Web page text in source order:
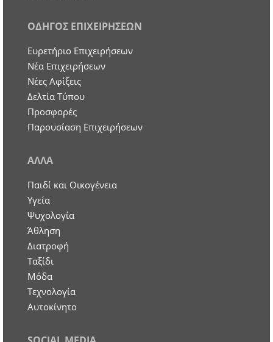
ΟΔΗΓΟΣ ΕΠΙΧΕΙΡΗΣΕΩΝ
Ευρετήριο Επιχειρήσεων
Nέα Επιχειρήσεων
Νέες Αφίξεις
Δελτία Τύπου
Προσφορές
Παρουσίαση Επιχειρήσεων
ΑΛΛΑ
Παιδί και Οικογένεια
Υγεία
Ψυχολογία
Άθληση
Διατροφή
Ταξίδι
Μόδα
Τεχνολογία
Αυτοκίνητο